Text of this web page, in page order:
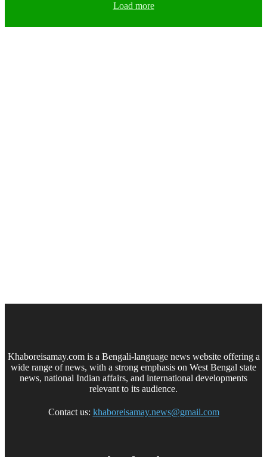
Load more
Khaboreisamay.com is a Bengali-language news website offering a
wide range of news, with a strong emphasis on West Bengal state
news, national Indian affairs, and international developments
relevant to its audience.
Contact us: khaboreisamay.news@gmail.com